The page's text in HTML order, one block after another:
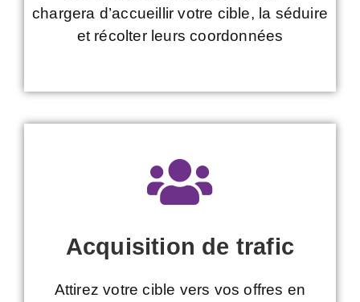
chargera d’accueillir votre cible, la séduire
et récolter leurs coordonnées
Acquisition de trafic
Attirez votre cible vers vos offres en